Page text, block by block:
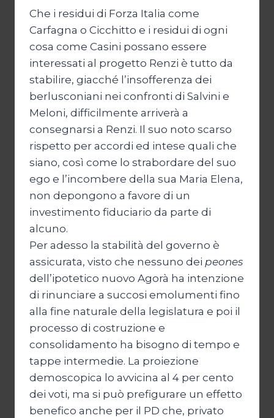
Che i residui di Forza Italia come
Carfagna o Cicchitto e i residui di ogni
cosa come Casini possano essere
interessati al progetto Renzi è tutto da
stabilire, giacché l’insofferenza dei
berlusconiani nei confronti di Salvini e
Meloni, difficilmente arriverà a
consegnarsi a Renzi. Il suo noto scarso
rispetto per accordi ed intese quali che
siano, così come lo strabordare del suo
ego e l’incombere della sua Maria Elena,
non depongono a favore di un
investimento fiduciario da parte di
alcuno.
Per adesso la stabilità del governo è
assicurata, visto che nessuno dei peones
dell’ipotetico nuovo Agorà ha intenzione
di rinunciare a succosi emolumenti fino
alla fine naturale della legislatura e poi il
processo di costruzione e
consolidamento ha bisogno di tempo e
tappe intermedie. La proiezione
demoscopica lo avvicina al 4 per cento
dei voti, ma si può prefigurare un effetto
benefico anche per il PD che, privato